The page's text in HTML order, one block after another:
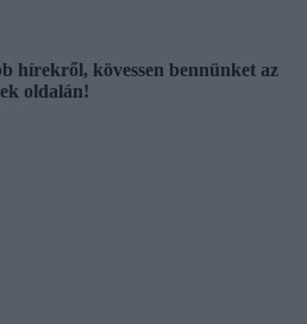
hírekről, kövessen bennünket az
oldalán!